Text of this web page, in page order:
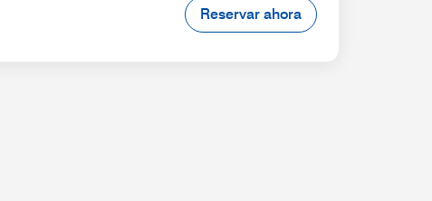
Reservar ahora